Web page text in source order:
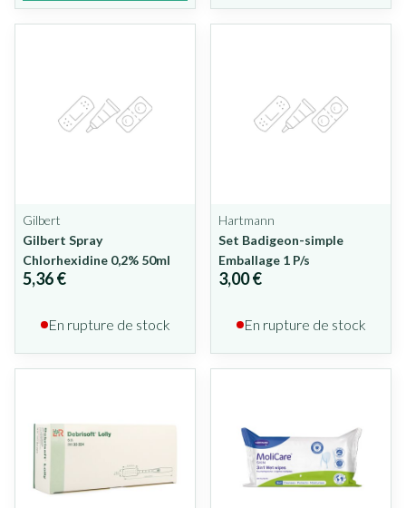
Gilbert
Gilbert Spray
Chlorhexidine 0,2% 50ml
5,36 €
En rupture de stock
Hartmann
Set Badigeon-simple
Emballage 1 P/s
3,00 €
En rupture de stock